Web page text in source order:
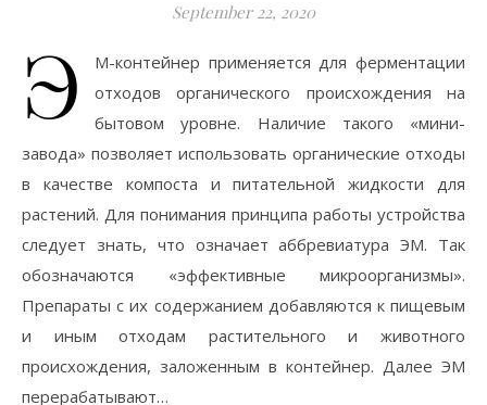
September 22, 2020
Э
М-контейнер применяется для ферментации
отходов органического происхождения на
бытовом уровне. Наличие такого «мини-
завода» позволяет использовать органические отходы
в качестве компоста и питательной жидкости для
растений. Для понимания принципа работы устройства
следует знать, что означает аббревиатура ЭМ. Так
обозначаются «эффективные микроорганизмы».
Препараты с их содержанием добавляются к пищевым
и иным отходам растительного и животного
происхождения, заложенным в контейнер. Далее ЭМ
перерабатывают…